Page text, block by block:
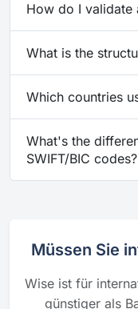
How do I validate
What is the
Which countries
What's the
SWIFT/BIC codes?
Müssen Sie
Wise ist für
günstiger als